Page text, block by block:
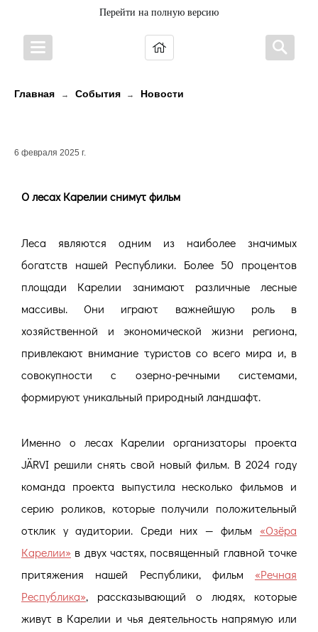
Перейти на полную версию
Главная → События → Новости
6 февраля 2025 г.
О лесах Карелии снимут фильм
Леса являются одним из наиболее значимых
богатств нашей Республики. Более 50 процентов
площади Карелии занимают различные лесные
массивы. Они играют важнейшую роль в
хозяйственной и экономической жизни региона,
привлекают внимание туристов со всего мира и, в
совокупности с озерно-речными системами,
формируют уникальный природный ландшафт.
Именно о лесах Карелии организаторы проекта
JÄRVI решили снять свой новый фильм. В 2024 году
команда проекта выпустила несколько фильмов и
серию роликов, которые получили положительный
отклик у аудитории. Среди них — фильм «Озёра
Карелии» в двух частях, посвященный главной точке
притяжения нашей Республики, фильм «Речная
Республика», рассказывающий о людях, которые
живут в Карелии и чья деятельность напрямую или